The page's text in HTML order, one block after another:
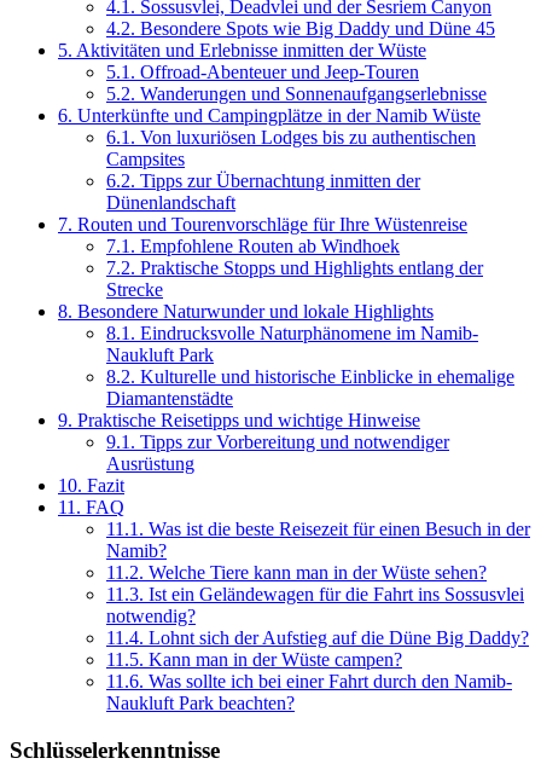
4.1. Sossusvlei, Deadvlei und der Sesriem Canyon
4.2. Besondere Spots wie Big Daddy und Düne 45
5. Aktivitäten und Erlebnisse inmitten der Wüste
5.1. Offroad-Abenteuer und Jeep-Touren
5.2. Wanderungen und Sonnenaufgangserlebnisse
6. Unterkünfte und Campingplätze in der Namib Wüste
6.1. Von luxuriösen Lodges bis zu authentischen
Campsites
6.2. Tipps zur Übernachtung inmitten der
Dünenlandschaft
7. Routen und Tourenvorschläge für Ihre Wüstenreise
7.1. Empfohlene Routen ab Windhoek
7.2. Praktische Stopps und Highlights entlang der
Strecke
8. Besondere Naturwunder und lokale Highlights
8.1. Eindrucksvolle Naturphänomene im Namib-
Naukluft Park
8.2. Kulturelle und historische Einblicke in ehemalige
Diamantenstädte
9. Praktische Reisetipps und wichtige Hinweise
9.1. Tipps zur Vorbereitung und notwendiger
Ausrüstung
10. Fazit
11. FAQ
11.1. Was ist die beste Reisezeit für einen Besuch in der
Namib?
11.2. Welche Tiere kann man in der Wüste sehen?
11.3. Ist ein Geländewagen für die Fahrt ins Sossusvlei
notwendig?
11.4. Lohnt sich der Aufstieg auf die Düne Big Daddy?
11.5. Kann man in der Wüste campen?
11.6. Was sollte ich bei einer Fahrt durch den Namib-
Naukluft Park beachten?
Schlüsselerkenntnisse